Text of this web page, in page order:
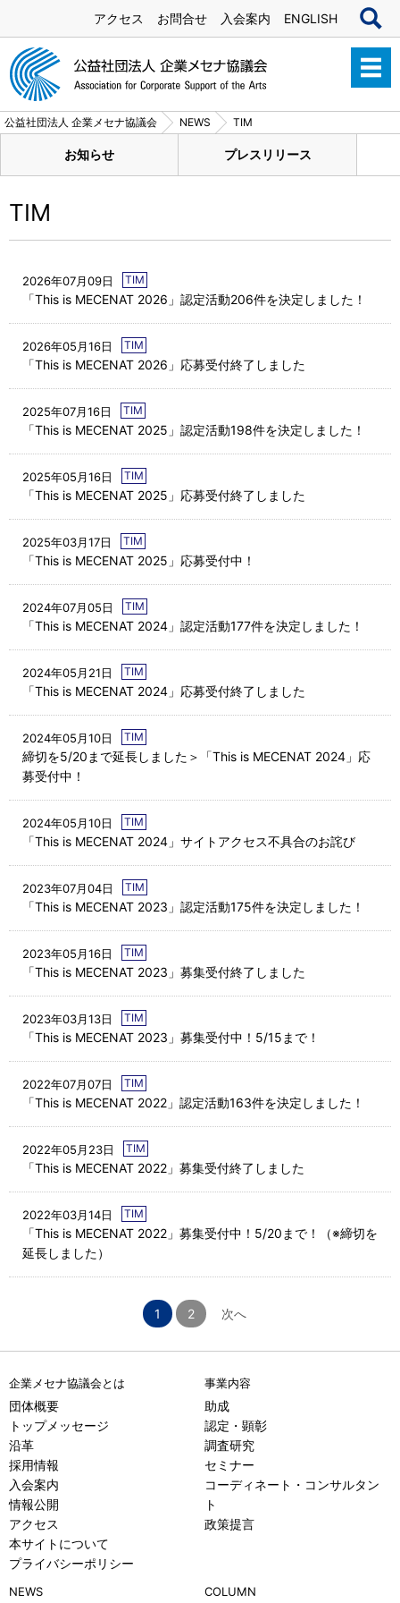
アクセス お問合せ 入会案内 ENGLISH
公益社団法人 企業メセナ協議会 NEWS TIM
お知らせ プレスリリース
TIM
2026年07月09日
「This is MECENAT 2026」認定活動206件を決定しました！
TIM
2026年05月16日
「This is MECENAT 2026」応募受付終了しました
TIM
2025年07月16日
「This is MECENAT 2025」認定活動198件を決定しました！
TIM
2025年05月16日
「This is MECENAT 2025」応募受付終了しました
TIM
2025年03月17日
「This is MECENAT 2025」応募受付中！
TIM
2024年07月05日
「This is MECENAT 2024」認定活動177件を決定しました！
TIM
2024年05月21日
「This is MECENAT 2024」応募受付終了しました
TIM
2024年05月10日
締切を5/20まで延長しました＞「This is MECENAT 2024」応
募受付中！
TIM
2024年05月10日
「This is MECENAT 2024」サイトアクセス不具合のお詫び
TIM
2023年07月04日
「This is MECENAT 2023」認定活動175件を決定しました！
TIM
2023年05月16日
「This is MECENAT 2023」募集受付終了しました
TIM
2023年03月13日
「This is MECENAT 2023」募集受付中！5/15まで！
TIM
2022年07月07日
「This is MECENAT 2022」認定活動163件を決定しました！
TIM
2022年05月23日
「This is MECENAT 2022」募集受付終了しました
TIM
2022年03月14日
「This is MECENAT 2022」募集受付中！5/20まで！（※締切を
延長しました）
TIM
1 2 次へ
企業メセナ協議会とは
団体概要
トップメッセージ
沿革
採用情報
入会案内
情報公開
アクセス
本サイトについて
プライバシーポリシー
事業内容
助成
認定・顕彰
調査研究
セミナー
コーディネート・コンサルタン
ト
政策提言
NEWS COLUMN